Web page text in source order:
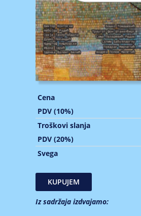
Cena
PDV (10%)
Troškovi slanja
PDV (20%)
Svega
Iz sadržaja izdvajamo: